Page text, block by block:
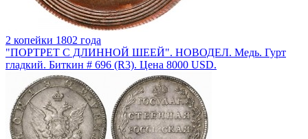
2 копейки 1802 года
"ПОРТРЕТ С ДЛИННОЙ ШЕЕЙ". НОВОДЕЛ. Медь. Гурт
гладкий. Биткин # 696 (R3). Цена 8000 USD.